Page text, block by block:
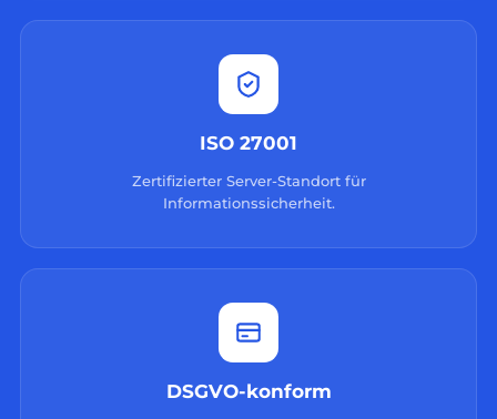
ISO 27001
Zertifizierter Server-Standort für
Informationssicherheit.
DSGVO-konform